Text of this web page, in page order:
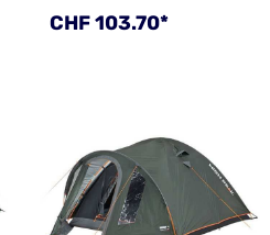
Regulärer Preis:
CHF 103.70*